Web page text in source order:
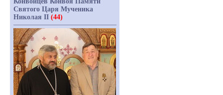
Святого Царя Мученика
Николая II (44)